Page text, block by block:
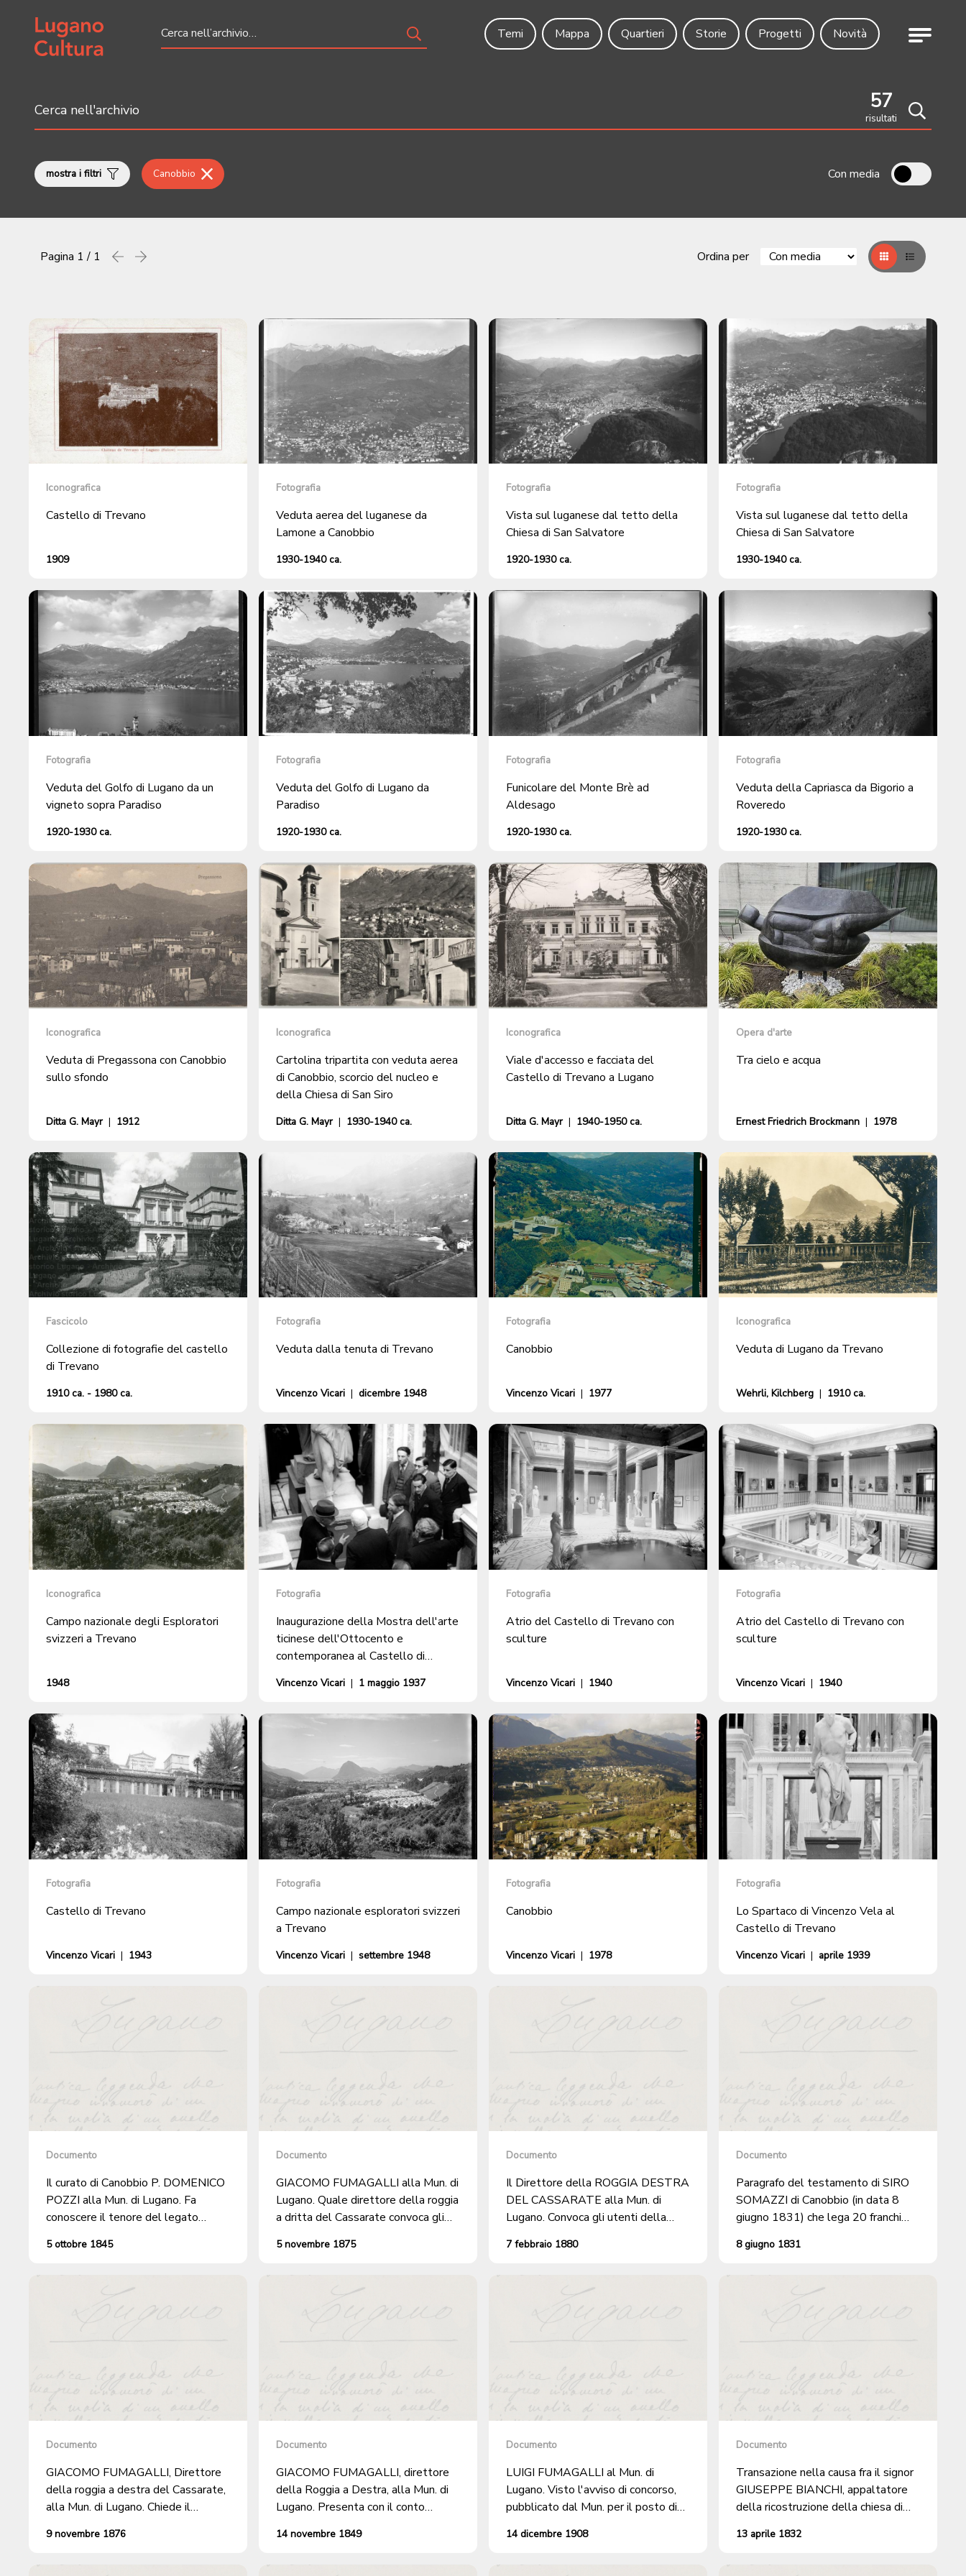
Home page
Temi
Mappa Quartieri Storie Progetti Novità Menu
57
risultati
Cerca
mostra i filtri Canobbio Con media
Pagina 1 / 1 Precedente
successiva Ordina per GrigliaTable
Iconografica
Castello di Trevano
1909
Fotografia
Veduta aerea del luganese da
Lamone a Canobbio
1930-1940 ca.
Fotografia
Vista sul luganese dal tetto della
Chiesa di San Salvatore
1920-1930 ca.
Fotografia
Vista sul luganese dal tetto della
Chiesa di San Salvatore
1930-1940 ca.
Fotografia
Veduta del Golfo di Lugano da un
vigneto sopra Paradiso
1920-1930 ca.
Fotografia
Veduta del Golfo di Lugano da
Paradiso
1920-1930 ca.
Fotografia
Funicolare del Monte Brè ad
Aldesago
1920-1930 ca.
Fotografia
Veduta della Capriasca da Bigorio a
Roveredo
1920-1930 ca.
Iconografica
Veduta di Pregassona con Canobbio
sullo sfondo
Ditta G. Mayr | 1912
Iconografica
Cartolina tripartita con veduta aerea
di Canobbio, scorcio del nucleo e
della Chiesa di San Siro
Ditta G. Mayr | 1930-1940 ca.
Iconografica
Viale d'accesso e facciata del
Castello di Trevano a Lugano
Ditta G. Mayr | 1940-1950 ca.
Opera d'arte
Tra cielo e acqua
Ernest Friedrich Brockmann | 1978
Fascicolo
Collezione di fotografie del castello
di Trevano
1910 ca. - 1980 ca.
Fotografia
Veduta dalla tenuta di Trevano
Vincenzo Vicari | dicembre 1948
Fotografia
Canobbio
Vincenzo Vicari | 1977
Iconografica
Veduta di Lugano da Trevano
Wehrli, Kilchberg | 1910 ca.
Iconografica
Campo nazionale degli Esploratori
svizzeri a Trevano
1948
Fotografia
Inaugurazione della Mostra dell'arte
ticinese dell'Ottocento e
contemporanea al Castello di
Vincenzo Vicari | 1 maggio 1937
Fotografia
Atrio del Castello di Trevano con
sculture
Vincenzo Vicari | 1940
Fotografia
Atrio del Castello di Trevano con
sculture
Vincenzo Vicari | 1940
Fotografia
Castello di Trevano
Vincenzo Vicari | 1943
Fotografia
Campo nazionale esploratori svizzeri
a Trevano
Vincenzo Vicari | settembre 1948
Fotografia
Canobbio
Vincenzo Vicari | 1978
Fotografia
Lo Spartaco di Vincenzo Vela al
Castello di Trevano
Vincenzo Vicari | aprile 1939
Documento
Il curato di Canobbio P. DOMENICO
POZZI alla Mun. di Lugano. Fa
conoscere il tenore del legato
favore del Comune e della Chiesa di
Ven. Ospitale di Sta. Maria.
5 ottobre 1845
Documento
GIACOMO FUMAGALLI alla Mun. di
Lugano. Quale direttore della roggia
a dritta del Cassarate convoca gli
5 novembre 1875
Documento
Il Direttore della ROGGIA DESTRA
DEL CASSARATE alla Mun. di
Lugano. Convoca gli utenti della
municipale per esaminare i conti
7 febbraio 1880
Documento
Paragrafo del testamento di SIRO
SOMAZZI di Canobbio (in data 8
giugno 1831) che lega 20 franchi
8 giugno 1831
Documento
GIACOMO FUMAGALLI, Direttore
della roggia a destra del Cassarate,
alla Mun. di Lugano. Chiede il
spese, per il Ven. Ospitale di Lugano
9 novembre 1876
Documento
GIACOMO FUMAGALLI, direttore
della Roggia a Destra, alla Mun. di
Lugano. Presenta con il conto
osservazioni in merito al metodo di
14 novembre 1849
Documento
LUIGI FUMAGALLI al Mun. di
Lugano. Visto l'avviso di concorso,
pubblicato dal Mun. per il posto di
Nuovo Ospedale di Lugano, inoltra
14 dicembre 1908
Documento
Transazione nella causa fra il signor
GIUSEPPE BIANCHI, appaltatore
della ricostruzione della chiesa di
Comune omonimi in merito al
13 aprile 1832